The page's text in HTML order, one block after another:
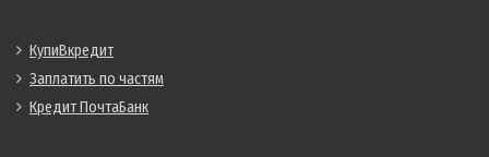
КупиВкредит
Заплатить по частям
Кредит ПочтаБанк